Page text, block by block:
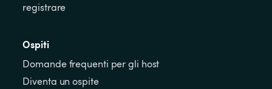
registrare
Ospiti
Domande frequenti per gli host
Diventa un ospite